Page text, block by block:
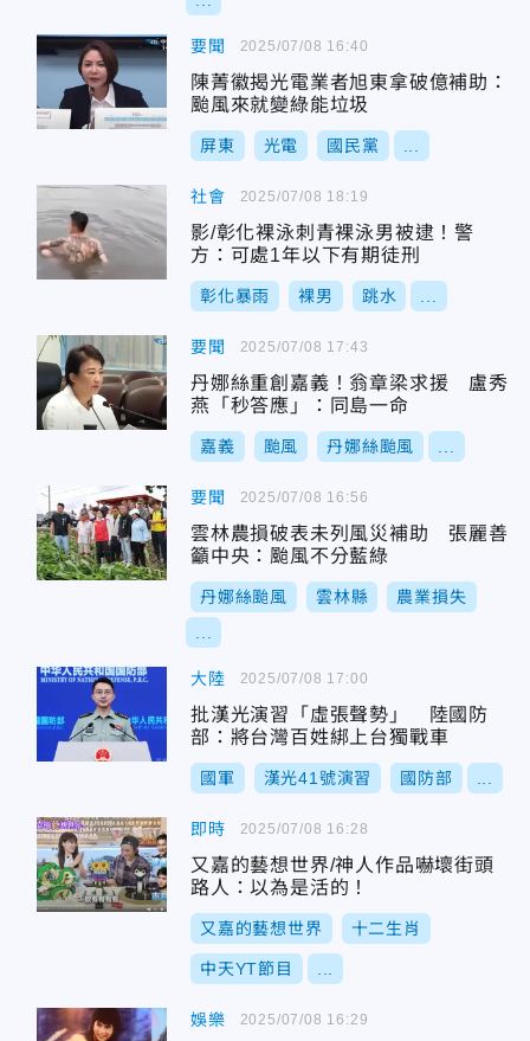
要聞
陳菁徽揭光電業者旭東拿破億補助：
颱風來就變綠能垃圾
屏東 光電 國民黨
2025/07/08 16:40
社會
影/彰化裸泳刺青裸泳男被逮！警
方：可處1年以下有期徒刑
彰化暴雨 裸男 跳水
2025/07/08 18:19
要聞
丹娜絲重創嘉義！翁章梁求援 盧秀
燕「秒答應」：同島一命
嘉義 颱風 丹娜絲颱風
2025/07/08 17:43
要聞
雲林農損破表未列風災補助 張麗善
籲中央：颱風不分藍綠
丹娜絲颱風 雲林縣 農業損失
2025/07/08 16:56
大陸
批漢光演習「虛張聲勢」 陸國防
部：將台灣百姓綁上台獨戰車
國軍 漢光41號演習 國防部
2025/07/08 17:00
即時
又嘉的藝想世界/神人作品嚇壞街頭
路人：以為是活的！
又嘉的藝想世界 十二生肖
中天YT節目
2025/07/08 16:28
娛樂 2025/07/08 16:29